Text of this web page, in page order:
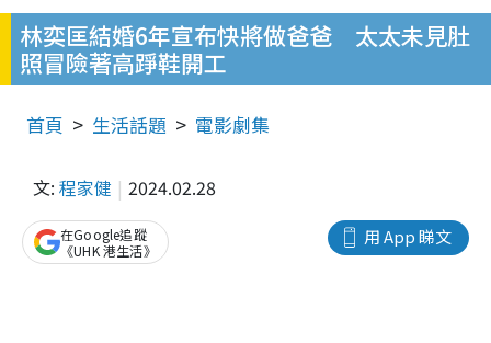
林奕匡結婚6年宣布快將做爸爸 太太未見肚
照冒險著高踭鞋開工
首頁 生活話題 電影劇集
文: 程家健 2024.02.28
用 App 睇文
在Google追蹤
《UHK 港生活》